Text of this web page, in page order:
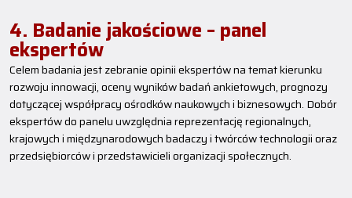
4. Badanie jakościowe – panel
ekspertów
Celem badania jest zebranie opinii ekspertów na temat kierunku
rozwoju innowacji, oceny wyników badań ankietowych, prognozy
dotyczącej współpracy ośrodków naukowych i biznesowych. Dobór
ekspertów do panelu uwzględnia reprezentację regionalnych,
krajowych i międzynarodowych badaczy i twórców technologii oraz
przedsiębiorców i przedstawicieli organizacji społecznych.